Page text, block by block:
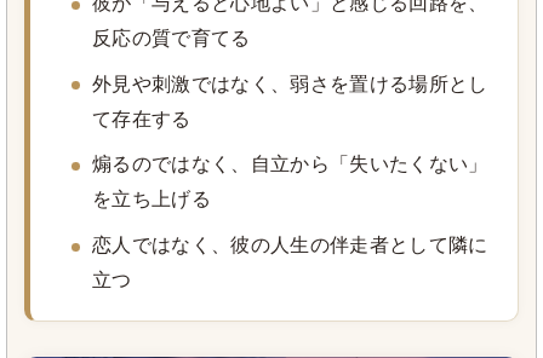
反応の質で育てる
外見や刺激ではなく、弱さを置ける場所とし
て存在する
煽るのではなく、自立から「失いたくない」
を立ち上げる
恋人ではなく、彼の人生の伴走者として隣に
立つ